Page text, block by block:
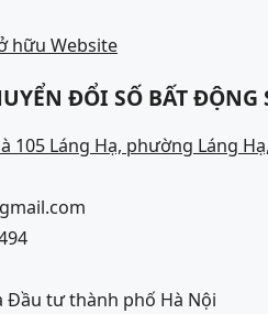
hữu Website
ĐỔI SỐ BẤT ĐỘNG
105 Láng Hạ, phường Láng
Đầu tư thành phố Hà Nội